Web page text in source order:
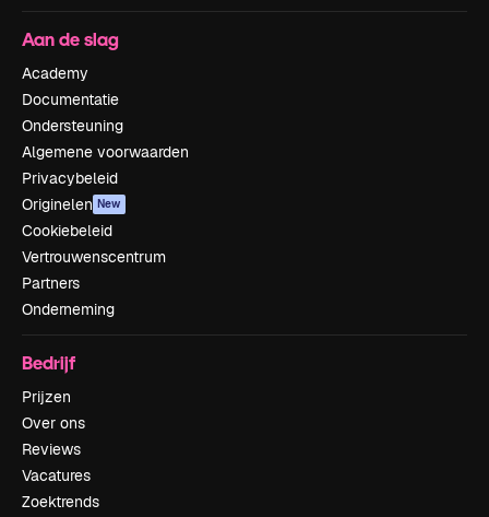
Aan de slag
Academy
Documentatie
Ondersteuning
Algemene voorwaarden
Privacybeleid
Originelen New
Cookiebeleid
Vertrouwenscentrum
Partners
Onderneming
Bedrijf
Prijzen
Over ons
Reviews
Vacatures
Zoektrends